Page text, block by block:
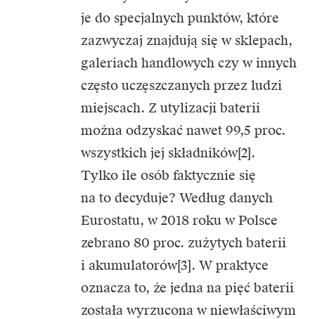
je do specjalnych punktów, które
zazwyczaj znajdują się w sklepach,
galeriach handlowych czy w innych
często uczęszczanych przez ludzi
miejscach. Z utylizacji baterii
można odzyskać nawet 99,5 proc.
wszystkich jej składników[2].
Tylko ile osób faktycznie się
na to decyduje? Według danych
Eurostatu, w 2018 roku w Polsce
zebrano 80 proc. zużytych baterii
i akumulatorów[3]. W praktyce
oznacza to, że jedna na pięć baterii
została wyrzucona w niewłaściwym